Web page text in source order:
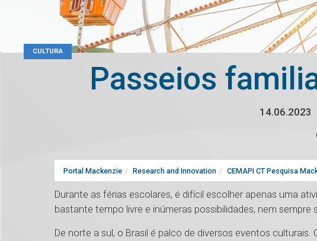
CULTURA
Passeios
14.06.2023
Portal Mackenzie Research and Innovation CEMAPI CT Pesquisa
Durante as férias escolares, é difícil escolher apenas uma
bastante tempo livre e inúmeras possibilidades, nem
De norte a sul, o Brasil é palco de diversos eventos